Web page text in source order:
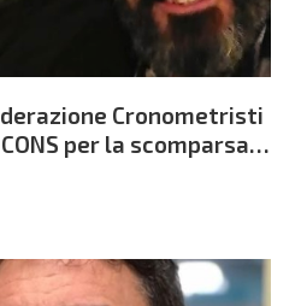
Cronometristi
per la scomparsa